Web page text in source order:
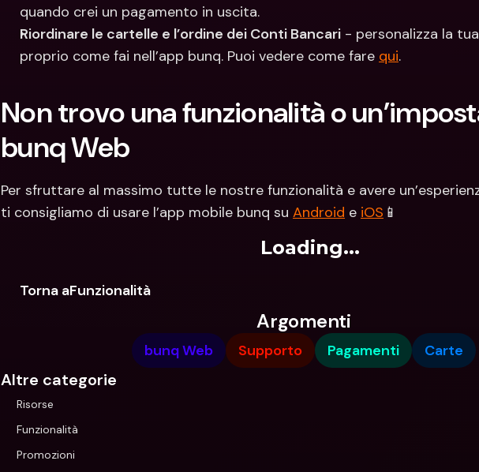
quando crei un pagamento in uscita.
Riordinare le cartelle e l’ordine dei Conti Bancari - personalizza la
proprio come fai nell’app bunq. Puoi vedere come fare qui.
Non trovo una funzionalità o
bunq Web
Per sfruttare al massimo tutte le nostre funzionalità e avere
ti consigliamo di usare l’app mobile bunq su Android e iOS 📱
Loading...
Torna aFunzionalità
Argomenti
bunq Web Supporto Pagamenti Carte
Altre categorie
Risorse
Funzionalità
Promozioni